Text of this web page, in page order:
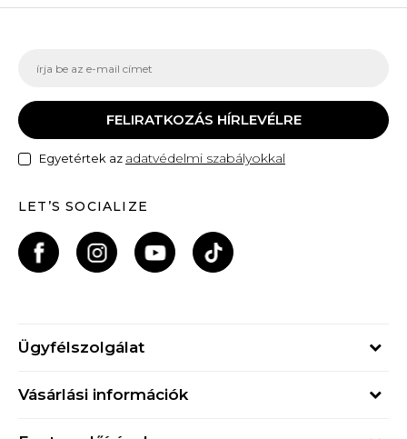
FELIRATKOZÁS HÍRLEVÉLRE
Egyetértek az adatvédelmi szabályokkal
LET’S SOCIALIZE
Ügyfélszolgálat
online@buzzsneakers.hu
Vásárlási információk